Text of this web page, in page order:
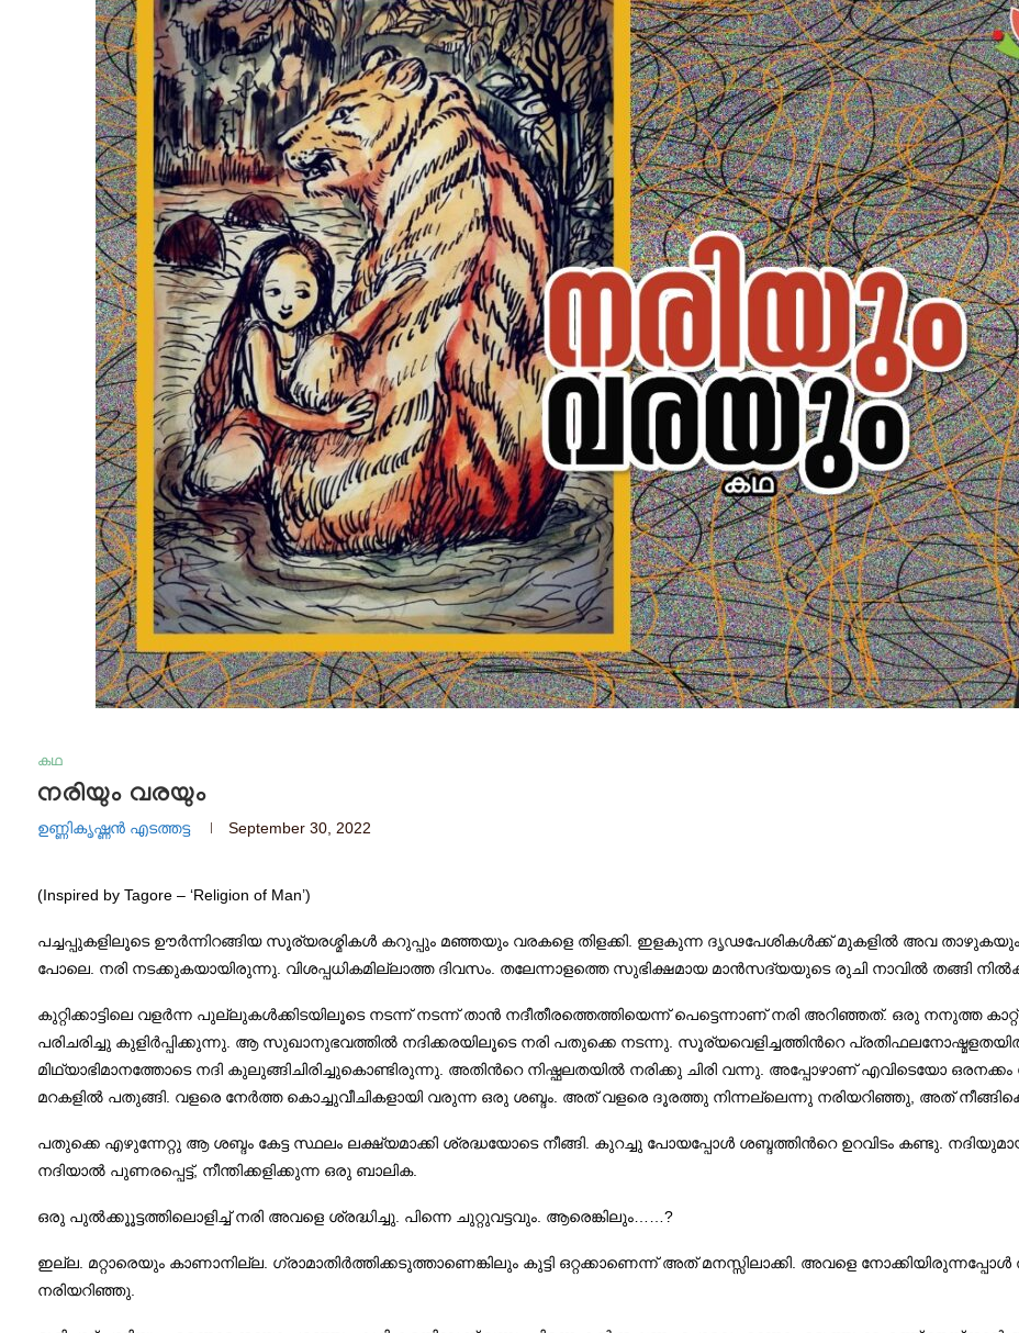
കഥ
നരിയും വരയും
ഉണ്ണികൃഷ്ണൻ എടത്തട്ട September 30, 2022
(Inspired by Tagore – ‘Religion of Man’)
പച്ചപ്പുകളിലൂടെ ഊർന്നിറങ്ങിയ സൂര്യരശ്മികൾ കറുപ്പും മഞ്ഞയും വരകളെ തിളക്കി. ഇളകുന്ന ദൃഢപേശികൾക്ക് മുകളിൽ അവ
പോലെ. നരി നടക്കുകയായിരുന്നു. വിശപ്പധികമില്ലാത്ത ദിവസം. തലേന്നാളത്തെ സുഭിക്ഷമായ മാൻസദ്യയുടെ രുചി നാവിൽ തങ്ങി
കുറ്റിക്കാട്ടിലെ വളർന്ന പുല്ലുകൾക്കിടയിലൂടെ നടന്ന് നടന്ന് താൻ നദീതീരത്തെത്തിയെന്ന് പെട്ടെന്നാണ് നരി അറിഞ്ഞത്. ഒരു നനുത്ത
പരിചരിച്ചു കുളിർപ്പിക്കുന്നു. ആ സുഖാനുഭവത്തിൽ നദിക്കരയിലൂടെ നരി പതുക്കെ നടന്നു. സൂര്യവെളിച്ചത്തിന്‍റെ
മിഥ്യാഭിമാനത്തോടെ നദി കുലുങ്ങിചിരിച്ചുകൊണ്ടിരുന്നു. അതിന്‍റെ നിഷ്ഫലതയിൽ നരിക്കു ചിരി വന്നു. അപ്പോഴാണ് എവിടെയോ ഒരനക്കം
മറകളിൽ പതുങ്ങി. വളരെ നേർത്ത കൊച്ചുവീചികളായി വരുന്ന ഒരു ശബ്ദം. അത് വളരെ ദൂരത്തു നിന്നല്ലെന്നു നരിയറിഞ്ഞു, അത്
പതുക്കെ എഴുന്നേറ്റു ആ ശബ്ദം കേട്ട സ്ഥലം ലക്ഷ്യമാക്കി ശ്രദ്ധയോടെ നീങ്ങി. കുറച്ചു പോയപ്പോൾ ശബ്ദത്തിന്‍റെ ഉറവിടം കണ്ടു.
നദിയാൽ പുണരപ്പെട്ട്, നീന്തിക്കളിക്കുന്ന ഒരു ബാലിക.
ഒരു പുൽക്കൂൂട്ടത്തിലൊളിച്ച് നരി അവളെ ശ്രദ്ധിച്ചു. പിന്നെ ചുറ്റുവട്ടവും. ആരെങ്കിലും……?
ഇല്ല. മറ്റാരെയും കാണാനില്ല. ഗ്രാമാതിർത്തിക്കടുത്താണെങ്കിലും കുട്ടി ഒറ്റക്കാണെന്ന് അത് മനസ്സിലാക്കി. അവളെ
നരിയറിഞ്ഞു.